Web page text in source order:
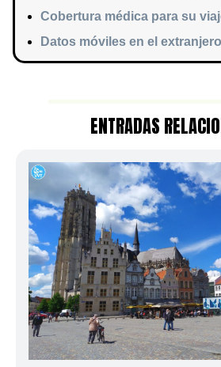
Cobertura médica para su
Datos móviles en el
ENTRADAS